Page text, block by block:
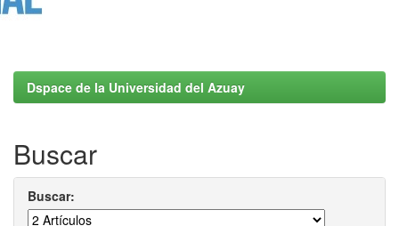
Dspace de la Universidad del Azuay
Buscar
Buscar: